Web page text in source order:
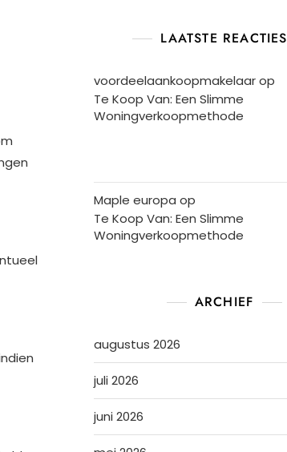
LAATSTE REACTIES
voordeelaankoopmakelaarop
Te Koop Van: Een Slimme
Woningverkoopmethode
Maple europa op
Te Koop Van: Een Slimme
Woningverkoopmethode
ARCHIEF
augustus 2026
juli 2026
juni 2026